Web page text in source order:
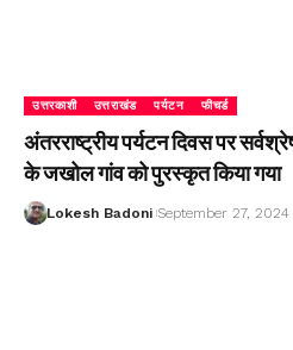
उत्तरकाशी उत्तराखंड पर्यटन फीचर्ड
अंतरराष्ट्रीय पर्यटन दिवस पर
के जखोल गांव को पुरस्कृत किया गया
Lokesh Badoni September 27, 2024